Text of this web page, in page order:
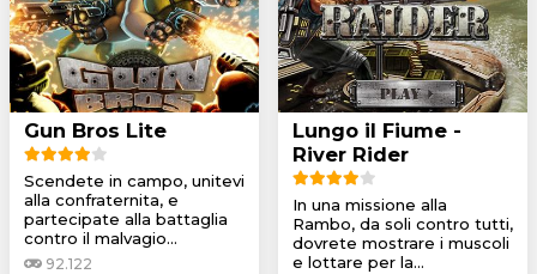
Gun Bros Lite
Scendete in campo, unitevi
alla confraternita, e
partecipate alla battaglia
contro il malvagio...
92.122
Lungo il Fiume -
River Rider
In una missione alla
Rambo, da soli contro tutti,
dovrete mostrare i muscoli
e lottare per la...